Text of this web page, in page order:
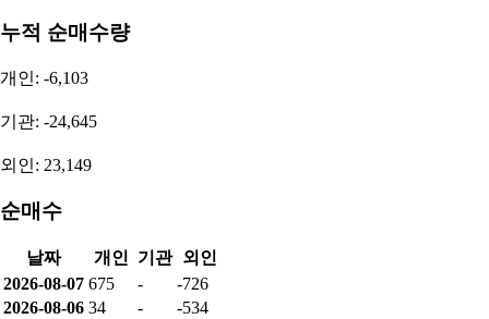
누적 순매수량
개인: -6,103
기관: -24,645
외인: 23,149
순매수
날짜 개인 기관 외인
2026-08-07 675 -
-726
2026-08-06 34 -
-534